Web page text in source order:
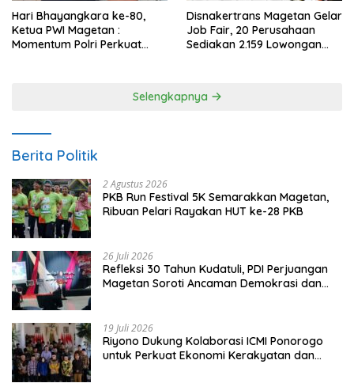
Hari Bhayangkara ke-80,
Ketua PWI Magetan :
Momentum Polri Perkuat
Disnakertrans Magetan Gelar
Job Fair, 20 Perusahaan
Sediakan 2.159 Lowongan
Selengkapnya
Berita Politik
2 Agustus 2026
PKB Run Festival 5K Semarakkan Magetan,
Ribuan Pelari Rayakan HUT ke-28 PKB
26 Juli 2026
Refleksi 30 Tahun Kudatuli, PDI Perjuangan
Magetan Soroti Ancaman Demokrasi dan
19 Juli 2026
Riyono Dukung Kolaborasi ICMI Ponorogo
untuk Perkuat Ekonomi Kerakyatan dan